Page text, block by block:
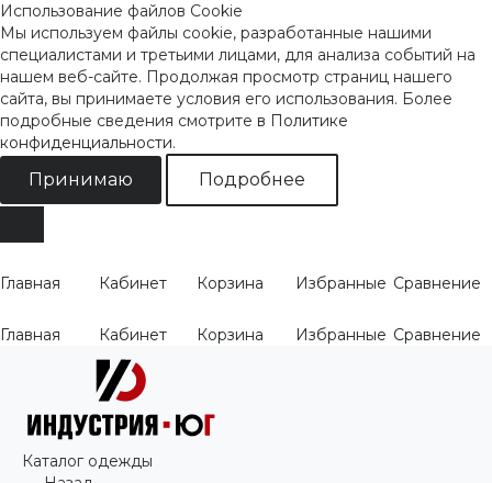
Использование файлов Cookie
Мы используем файлы cookie, разработанные нашими
специалистами и третьими лицами, для анализа событий на
нашем веб-сайте. Продолжая просмотр страниц нашего
сайта, вы принимаете условия его использования. Более
подробные сведения смотрите в Политике
конфиденциальности.
Принимаю Подробнее
Главная Кабинет Корзина Избранные Сравнение
Главная Кабинет Корзина Избранные Сравнение
Каталог одежды